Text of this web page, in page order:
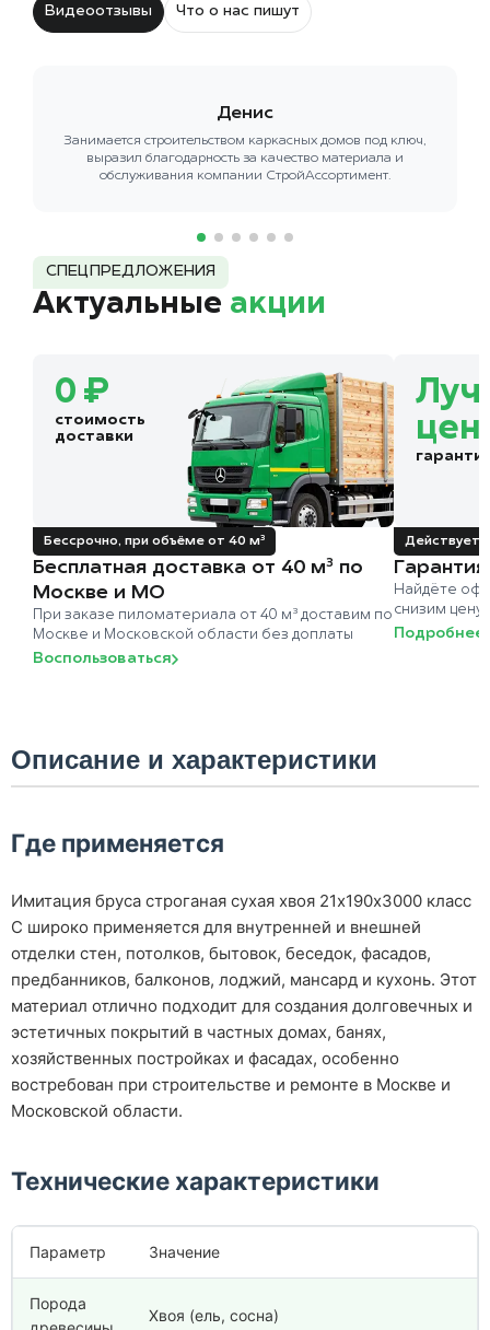
Видеоотзывы Что о нас пишут
Денис
Занимается строительством каркасных домов под ключ,
выразил благодарность за качество материала и
обслуживания компании СтройАссортимент.
СПЕЦПРЕДЛОЖЕНИЯ
Актуальные акции
0 ₽
стоимость
доставки
Бессрочно, при объёме от 40 м³
Бесплатная доставка от 40 м³ по
Москве и МО
При заказе пиломатериала от 40 м³ доставим по
Москве и Московской области без доплаты
Воспользоваться
Действует
Найдёте
снизим
Подробнее
Описание и характеристики
Где применяется
Имитация бруса строганая сухая хвоя 21х190х3000 класс
С широко применяется для внутренней и внешней
отделки стен, потолков, бытовок, беседок, фасадов,
предбанников, балконов, лоджий, мансард и кухонь. Этот
материал отлично подходит для создания долговечных и
эстетичных покрытий в частных домах, банях,
хозяйственных постройках и фасадах, особенно
востребован при строительстве и ремонте в Москве и
Московской области.
Технические характеристики
Параметр Значение
Порода
Хвоя (ель, сосна)